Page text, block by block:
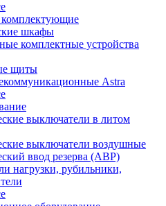
шкафы
комплектные устройства
щиты
Astra
выключатели в литом
выключатели воздушные
ввод резерва (АВР)
нагрузки, рубильники,